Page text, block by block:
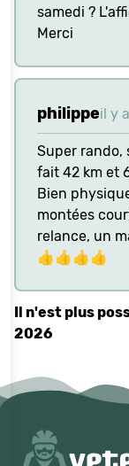
samedi ?
Merci
philippeil y
Super rando,
fait 42 km et
Bien
montées
relance, un
👍👍👍👍
Il n'est plus
2026